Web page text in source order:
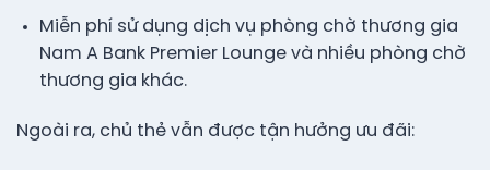
Miễn phí sử dụng dịch vụ phòng chờ thương gia
Nam A Bank Premier Lounge và nhiều phòng chờ
thương gia khác.
Ngoài ra, chủ thẻ vẫn được tận hưởng ưu đãi: